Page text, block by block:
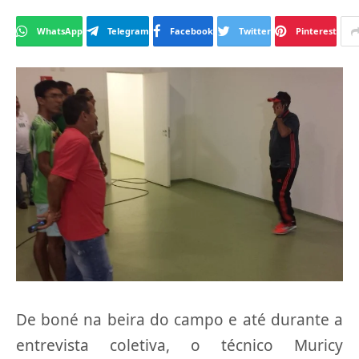
WhatsApp Telegram Facebook Twitter Pinterest
De boné na beira do campo e até durante a
entrevista coletiva, o técnico Muricy